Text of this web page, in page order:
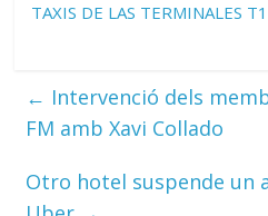
TAXIS DE LAS TERMINALES
← Intervenció dels
FM amb Xavi Collado
Otro hotel suspende un